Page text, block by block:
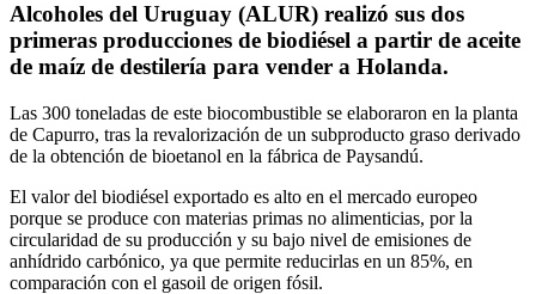
Alcoholes del Uruguay (ALUR) realizó sus dos
primeras producciones de biodiésel a partir de aceite
de maíz de destilería para vender a Holanda.
Las 300 toneladas de este biocombustible se elaboraron en la planta
de Capurro, tras la revalorización de un subproducto graso derivado
de la obtención de bioetanol en la fábrica de Paysandú.
El valor del biodiésel exportado es alto en el mercado europeo
porque se produce con materias primas no alimenticias, por la
circularidad de su producción y su bajo nivel de emisiones de
anhídrido carbónico, ya que permite reducirlas en un 85%, en
comparación con el gasoil de origen fósil.